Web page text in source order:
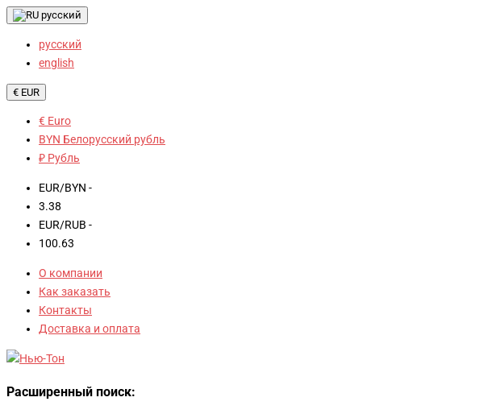
русский
русский
english
€ EUR
€ Euro
BYN Белорусский рубль
₽ Рубль
EUR/BYN -
3.38
EUR/RUB -
100.63
О компании
Как заказать
Контакты
Доставка и оплата
Расширенный поиск: